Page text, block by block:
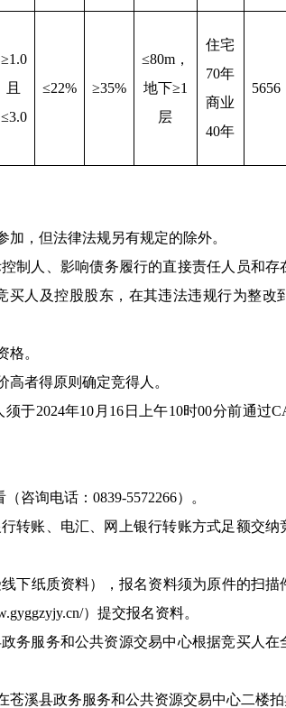
≥1.0
且
≤3.0
≤22% ≥35%
≤80m，
地下≥1
层
住宅
70年
商业
40年
5656
，但法律法规另有规定的除外。
制人、影响债务履行的直接责任人员和
人及控股股东，在其违法违规行为整改
格。
者得原则确定竞得人。
于2024年10月16日上午10时00分前通过
咨询电话：0839-5572266）。
转账、电汇、网上银行转账方式足额交
纸质资料），报名资料须为原件的扫描
）提交报名资料。
务服务和公共资源交易中心根据竞买人在
溪县政务服务和公共资源交易中心二楼拍